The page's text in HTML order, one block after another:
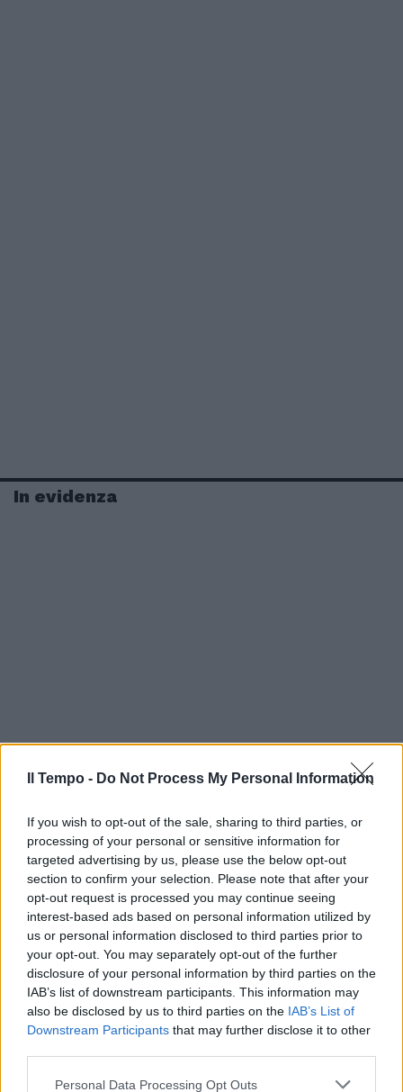
Il Tempo - Do Not Process My Personal Information
If you wish to opt-out of the sale, sharing to third parties, or
processing of your personal or sensitive information for
targeted advertising by us, please use the below opt-out
section to confirm your selection. Please note that after your
opt-out request is processed you may continue seeing
interest-based ads based on personal information utilized by
us or personal information disclosed to third parties prior to
your opt-out. You may separately opt-out of the further
disclosure of your personal information by third parties on the
IAB’s list of downstream participants. This information may
also be disclosed by us to third parties on the IAB’s List of
Downstream Participants that may further disclose it to other
Personal Data Processing Opt Outs
In evidenza